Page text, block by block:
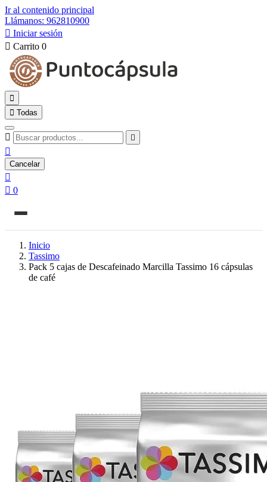
Ir al contenido principal
Llámanos: 962810900
 Iniciar sesión
 Carrito 0

 Todas
 

Cancelar

 0
Inicio
Tassimo
Pack 5 cajas de Descafeinado Marcilla Tassimo 16 cápsulas
de café